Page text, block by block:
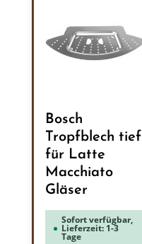
Bosch
Tropfblech tief
für Latte
Macchiato
Gläser
Sofort verfügbar,
Lieferzeit: 1-3
Tage